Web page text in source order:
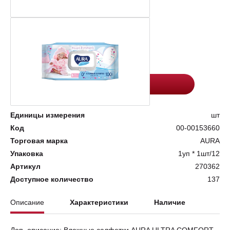
120.5
Единицы измерения
шт
Код
00-00153660
Торговая марка
AURA
Упаковка
1уп * 1шт/12
Артикул
270362
Доступное количество
137
Описание Характеристики Наличие